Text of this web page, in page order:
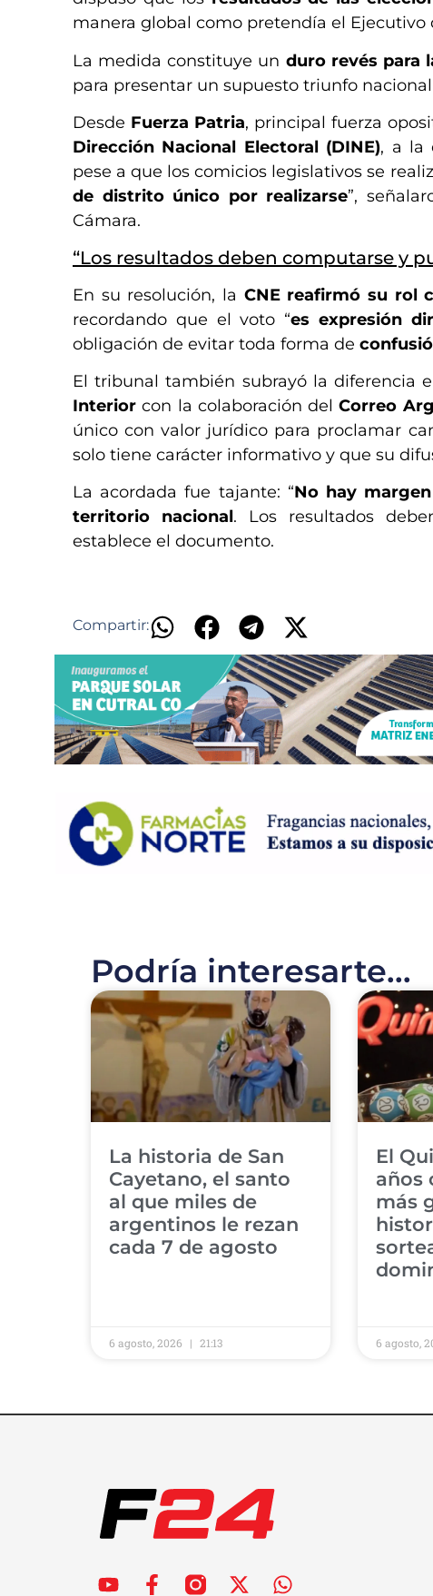
manera global como pretendía el
La medida constituye un duro revés para
para presentar un supuesto triunfo
Desde Fuerza Patria, principal fuerza
Dirección Nacional Electoral (DINE), a la
pese a que los comicios legislativos se
de distrito único por realizarse”,
Cámara.
“Los resultados deben computarse y
En su resolución, la CNE reafirmó su rol
recordando que el voto “es expresión
obligación de evitar toda forma de
El tribunal también subrayó la diferencia
Interior con la colaboración delCorreo
único con valor jurídico para proclamar
solo tiene carácter informativo y que su
La acordada fue tajante: “No hay
territorio nacional. Los resultados
establece el documento.
Compartir:
Podría interesarte...
La historia de San
Cayetano, el santo
al que miles de
argentinos le rezan
cada 7 de agosto
6 agosto, 2026 21:13
El
años
más
6 agosto,